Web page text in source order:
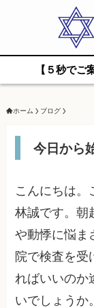
【５秒でご
ホーム ブログ
今日から
こんにちは。
林誠です。朝
や動悸に悩ま
院で検査を受
ればいいのか
いでしょうか。